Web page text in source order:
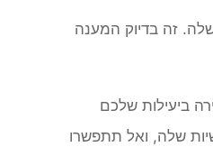
שלה. זה בדיוק המענה
ביעילות שלכם
שלה, ואל תתפשרו